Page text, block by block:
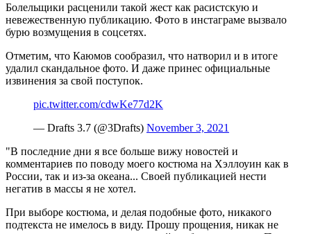
Болельщики расценили такой жест как расистскую и
невежественную публикацию. Фото в инстаграме вызвало
бурю возмущения в соцсетях.
Отметим, что Каюмов сообразил, что натворил и в итоге
удалил скандальное фото. И даже принес официальные
извинения за свой поступок.
pic.twitter.com/cdwKe77d2K
— Drafts 3.7 (@3Drafts) November 3, 2021
"В последние дни я все больше вижу новостей и
комментариев по поводу моего костюма на Хэллоуин как в
России, так и из-за океана... Своей публикацией нести
негатив в массы я не хотел.
При выборе костюма, и делая подобные фото, никакого
подтекста не имелось в виду. Прошу прощения, никак не